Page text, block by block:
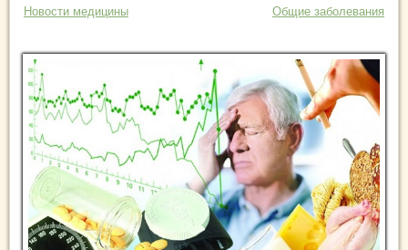
Новости медицины Общие заболевания